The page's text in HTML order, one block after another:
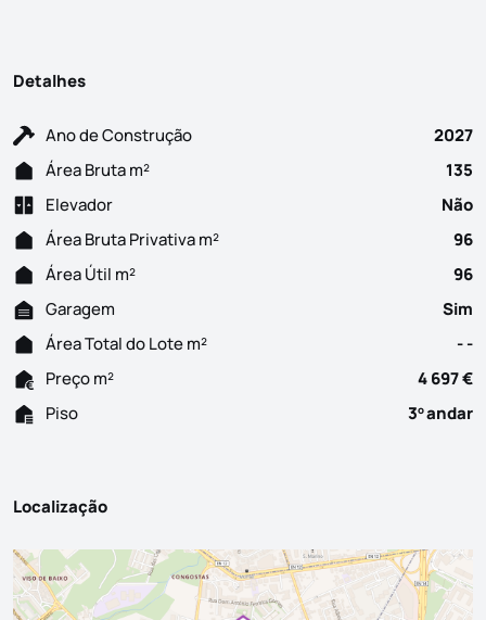
Detalhes
Ano de Construção
2027
Área Bruta m²
135
Elevador
Não
Área Bruta Privativa m²
96
Área Útil m²
96
Garagem
Sim
Área Total do Lote m²
- -
Preço m²
4 697 €
Piso
3oandar
Localização